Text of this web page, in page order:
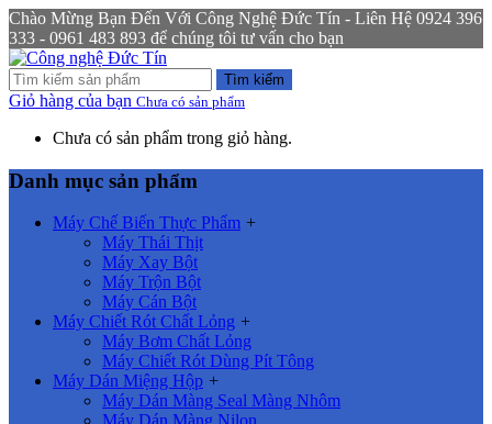
Chào Mừng Bạn Đến Với Công Nghệ Đức Tín - Liên Hệ 0924 396
333 - 0961 483 893 để chúng tôi tư vấn cho bạn
Tìm kiếm
Giỏ hàng của bạn Chưa có sản phẩm
Chưa có sản phẩm trong giỏ hàng.
Danh mục sản phẩm
Máy Chế Biến Thực Phẩm +
Máy Thái Thịt
Máy Xay Bột
Máy Trộn Bột
Máy Cán Bột
Máy Chiết Rót Chất Lỏng +
Máy Bơm Chất Lỏng
Máy Chiết Rót Dùng Pít Tông
Máy Dán Miệng Hộp +
Máy Dán Màng Seal Màng Nhôm